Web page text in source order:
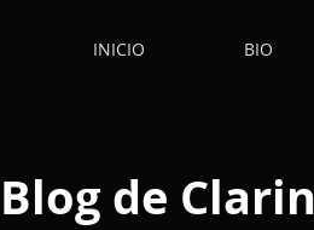
INICIO BIO
Blog de